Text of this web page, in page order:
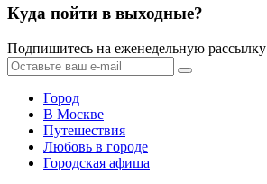
Куда пойти в выходные?
Подпишитесь на еженедельную рассылку
Город
В Москве
Путешествия
Любовь в городе
Городская афиша